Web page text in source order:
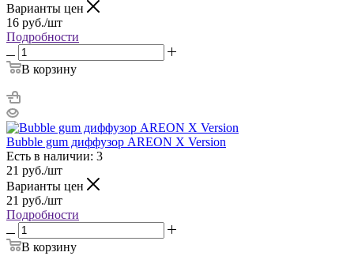
Варианты цен
16 руб./шт
Подробности
В корзину
Bubble gum диффузор AREON X Version
Есть в наличии: 3
21 руб./шт
Варианты цен
21 руб./шт
Подробности
В корзину